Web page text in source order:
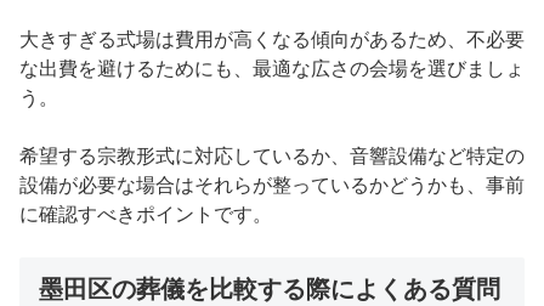
大きすぎる式場は費用が高くなる傾向があるため、不必要
な出費を避けるためにも、最適な広さの会場を選びましょ
う。
希望する宗教形式に対応しているか、音響設備など特定の
設備が必要な場合はそれらが整っているかどうかも、事前
に確認すべきポイントです。
墨田区の葬儀を比較する際によくある質問